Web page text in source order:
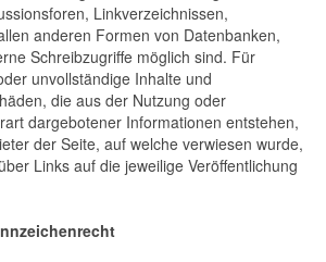
Linkverzeichnissen,
anderen Formen von Datenbanken,
Schreibzugriffe möglich sind. Für
unvollständige Inhalte und
die aus der Nutzung oder
dargebotener Informationen entstehen,
der Seite, auf welche verwiesen wurde,
Links auf die jeweilige Veröffentlichung